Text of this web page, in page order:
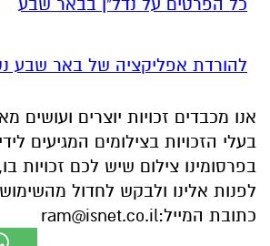
בפרסומינו צילום שיש לכם זכויות
כתובת המייל:ram@isnet.co.il
אולי יעניין אותך גם